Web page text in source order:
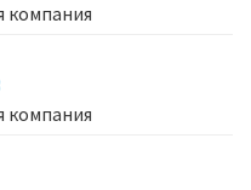
компания
компания